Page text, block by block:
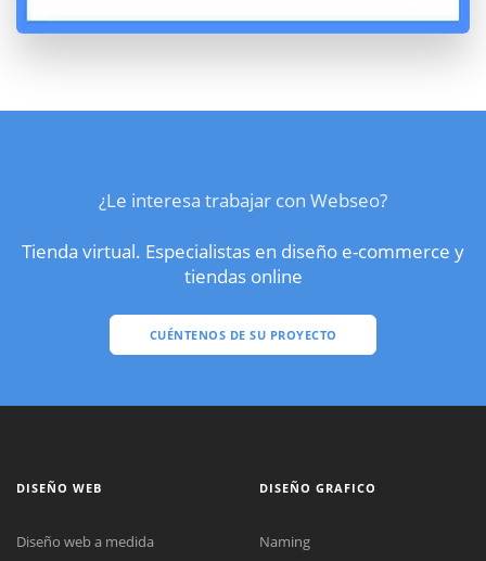
¿Le interesa trabajar con Webseo?
Tienda virtual. Especialistas en diseño e-commerce y
tiendas online
CUÉNTENOS DE SU PROYECTO
DISEÑO WEB
Diseño web a medida
DISEÑO GRAFICO
Naming